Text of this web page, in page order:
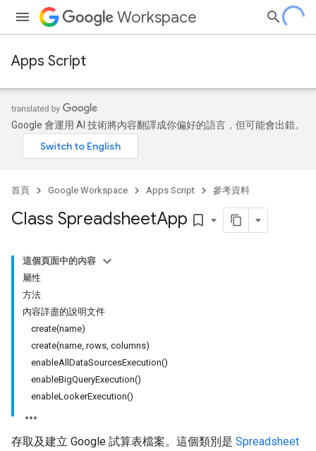
Workspace
Apps Script
Google 會運用 AI 技術將內容翻譯成你偏好的語言，但可能會出錯。
首頁 Google Workspace Apps Script 參考資料
Class SpreadsheetApp bookmark_border
這個頁面中的內容
屬性
方法
內容詳盡的說明文件
create(name)
create(name, rows, columns)
enableAllDataSourcesExecution()
enableBigQueryExecution()
enableLookerExecution()
存取及建立 Google 試算表檔案。這個類別是 Spreadsheet